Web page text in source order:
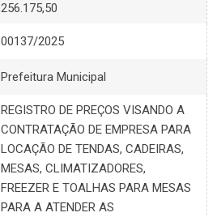
256.175,50
00137/2025
Prefeitura Municipal
REGISTRO DE PREÇOS VISANDO A
CONTRATAÇÃO DE EMPRESA PARA
LOCAÇÃO DE TENDAS, CADEIRAS,
MESAS, CLIMATIZADORES,
FREEZER E TOALHAS PARA MESAS
PARA A ATENDER AS